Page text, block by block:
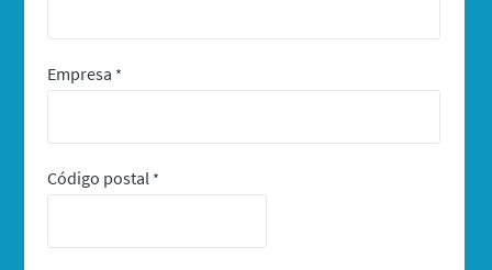
Empresa *
Código postal *